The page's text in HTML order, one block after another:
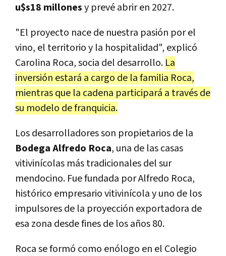
u$s18 millonesy prevé abrir en 2027.
"El proyecto nace de nuestra pasión por el
vino, el territorio y la hospitalidad", explicó
Carolina Roca, socia del desarrollo. La
inversión estará a cargo de la familia Roca,
mientras que la cadena participará a través de
su modelo de franquicia.
Los desarrolladores son propietarios de la
Bodega Alfredo Roca, una de las casas
vitivinícolas más tradicionales del sur
mendocino. Fue fundada por Alfredo Roca,
histórico empresario vitivinícola y uno de los
impulsores de la proyección exportadora de
esa zona desde fines de los años 80.
Roca se formó como enólogo en el Colegio